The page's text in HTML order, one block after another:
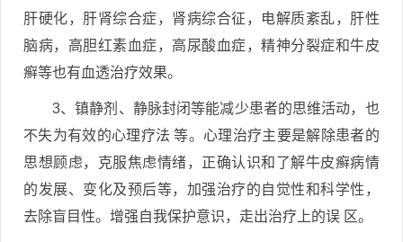
肝硬化，肝肾综合症，肾病综合征，电解质紊乱，肝性
脑病，高胆红素血症，高尿酸血症，精神分裂症和牛皮
癣等也有血透治疗效果。
3、镇静剂、静脉封闭等能减少患者的思维活动，也
不失为有效的心理疗法 等。心理治疗主要是解除患者的
思想顾虑，克服焦虑情绪，正确认识和了解牛皮癣病情
的发展、变化及预后等，加强治疗的自觉性和科学性，
去除盲目性。增强自我保护意识，走出治疗上的误 区。